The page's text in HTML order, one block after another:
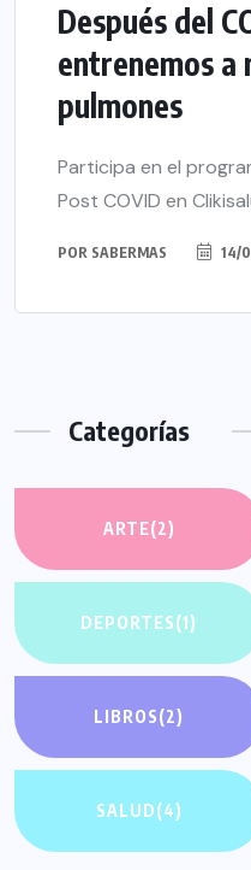
Después del
entrenemos a
pulmones
Participa en el
Post COVID en
POR SABERMAS 14/
Categorías
ARTE(2)
DEPORTES(1)
LIBROS(2)
SALUD(4)